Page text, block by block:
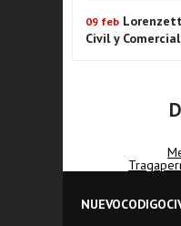
09 feb
Civil y Comercial